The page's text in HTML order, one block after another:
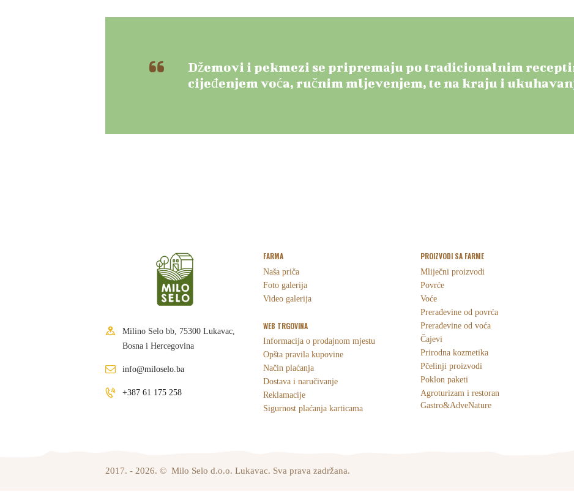
Džemovi i pekmezi se pripremaju po tradicionalnim
cijeđenjem voća, ručnim mljevenjem, te na kraju i
Milino Selo bb, 75300 Lukavac,
Bosna i Hercegovina
info@miloselo.ba
+387 61 175 258
FARMA
Naša priča
Foto galerija
Video galerija
WEB TRGOVINA
Informacija o prodajnom mjestu
Opšta pravila kupovine
Način plaćanja
Dostava i naručivanje
Reklamacije
Sigurnost plaćanja karticama
PROIZVODI SA FARME
Mliječni proizvodi
Povrće
Voće
Prerađevine od povrća
Prerađevine od voća
Čajevi
Prirodna kozmetika
Pčelinji proizvodi
Poklon paketi
Agroturizam i restoran
Gastro&AdveNature
2017. - 2026. © Milo Selo d.o.o. Lukavac. Sva prava zadržana.